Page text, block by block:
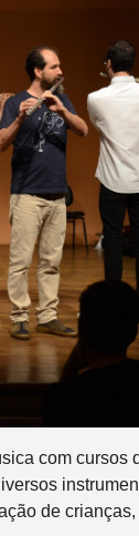
com cursos
de crianças,